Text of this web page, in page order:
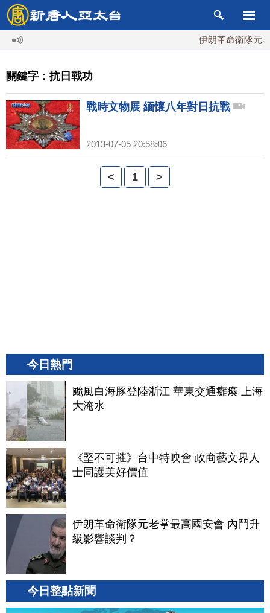
伊朗革命衛隊元老
關鍵字：抗日戰功
戰時文物展 緬懷八年對日抗戰
2013-07-05 20:58:06
< 1 >
今日熱門
颱風白海豚登陸浙江 華東交通癱瘓 上海
大淹水
《堅不可摧》台中特映會 政商藝文界人
士同護美好價值
伊朗革命衛隊元老掌最高國安會 內鬥升
級影響談判？
今日整點新聞